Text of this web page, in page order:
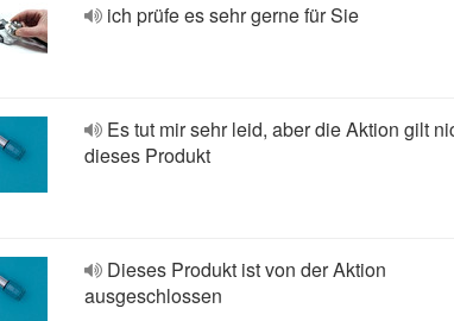
ich prüfe es sehr gerne für Sie
Es tut mir sehr leid, aber die Aktion gilt
dieses Produkt
Dieses Produkt ist von der Aktion
ausgeschlossen